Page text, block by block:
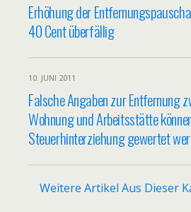
Erhöhung der
40 Cent überfällig
10. JUNI 2011
Falsche Angaben zur Entfernung
Wohnung und Arbeitsstätte
Steuerhinterziehung gewertet
Weitere Artikel Aus Dieser